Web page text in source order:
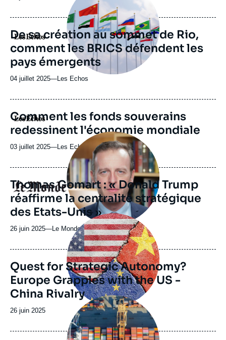
journal,
ou
émission
Logo
De sa création au sommet de Rio,
comment les BRICS défendent les
pays émergents
04 juillet 2025—Nom
journal,
ou
émission
Les Echos
Logo
Comment les fonds souverains
redessinent l'économie mondiale
03 juillet 2025—Nom
journal,
revue
ou
émission
Les Echos
Logo
Image
principale
médiatique
Thomas Gomart : « Donald Trump
réaffirme la centralité stratégique
des Etats-Unis »
26 juin 2025—Nom
journal,
revue
ou
émission
Le Monde
Image
principale
Quest for Strategic Autonomy?
Europe Grapples with the US -
China Rivalry
Date
publication
26 juin 2025
Image
principale